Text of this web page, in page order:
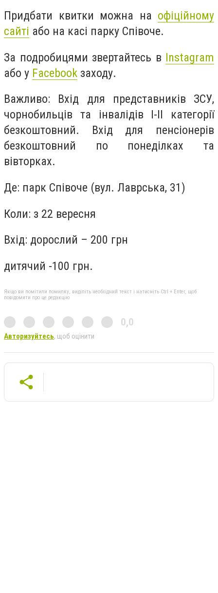
Придбати квитки можна на офіційному
сайті або на касі парку Співоче.
За подробицями звертайтесь в Instagram
або у Facebook заходу.
Важливо: Вхід для представників ЗСУ,
чорнобильців та інвалідів I-II категорії
безкоштовний. Вхід для пенсіонерів
безкоштовний по понеділках та
вівторках.
Де: парк Співоче (вул. Лаврська, 31)
Коли: з 22 вересня
Вхід: дорослий – 200 грн
дитячий -100 грн.
Якщо ви помітили помилку, виділіть необхідний текст і натисніть Ctrl + Enter, щоб
повідомити про це редакцію
0,0
Авторизуйтесь, щоб оцінити